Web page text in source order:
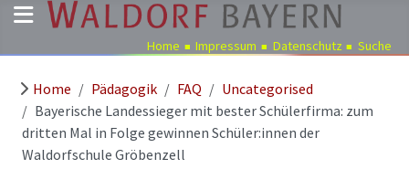
Pädagogik
Über
uns
Home Impressum Datenschutz Suche
Home Pädagogik FAQ
Uncategorised
Bayerische Landessieger mit bester Schülerfirma: zum
dritten Mal in Folge gewinnen Schüler:innen der
Waldorfschule Gröbenzell